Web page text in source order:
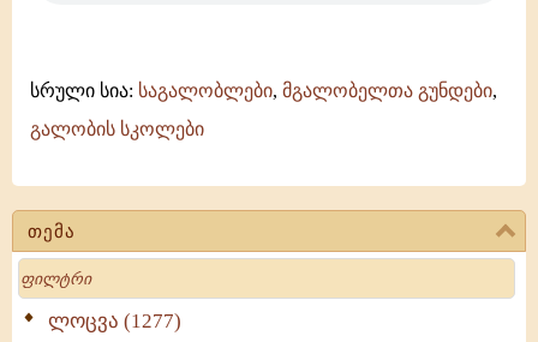
თემა
Search
ლოცვა (1277)
სრული სია: საგალობლები, მგალობელთა გუნდები,
გალობის სკოლები